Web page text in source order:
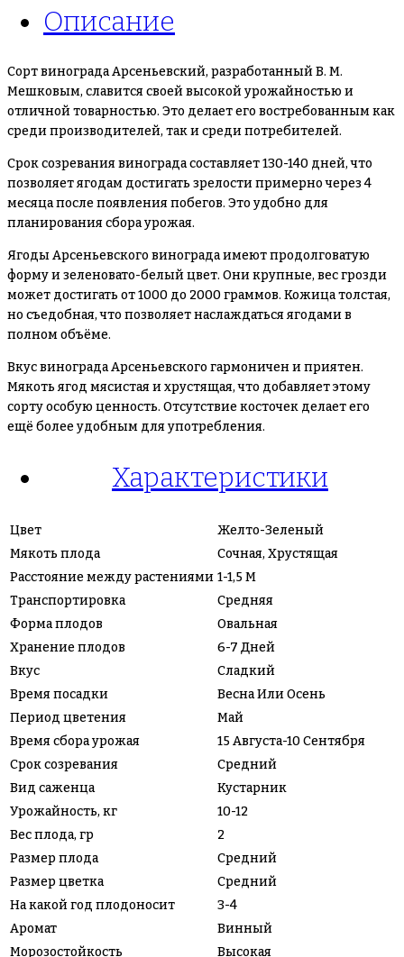
Описание
Сорт винограда Арсеньевский, разработанный В. М.
Мешковым, славится своей высокой урожайностью и
отличной товарностью. Это делает его востребованным как
среди производителей, так и среди потребителей.
Срок созревания винограда составляет 130-140 дней, что
позволяет ягодам достигать зрелости примерно через 4
месяца после появления побегов. Это удобно для
планирования сбора урожая.
Ягоды Арсеньевского винограда имеют продолговатую
форму и зеленовато-белый цвет. Они крупные, вес грозди
может достигать от 1000 до 2000 граммов. Кожица толстая,
но съедобная, что позволяет наслаждаться ягодами в
полном объёме.
Вкус винограда Арсеньевского гармоничен и приятен.
Мякоть ягод мясистая и хрустящая, что добавляет этому
сорту особую ценность. Отсутствие косточек делает его
ещё более удобным для употребления.
Характеристики
Цвет
Желто-Зеленый
Мякоть плода
Сочная, Хрустящая
Расстояние между растениями 1-1,5 М
Транспортировка
Средняя
Форма плодов
Овальная
Хранение плодов
6-7 Дней
Вкус
Сладкий
Время посадки
Весна Или Осень
Период цветения
Май
Время сбора урожая
15 Августа-10 Сентября
Срок созревания
Средний
Вид саженца
Кустарник
Урожайность, кг
10-12
Вес плода, гр
2
Размер плода
Средний
Размер цветка
Средний
На какой год плодоносит
3-4
Аромат
Винный
Морозостойкость
Высокая